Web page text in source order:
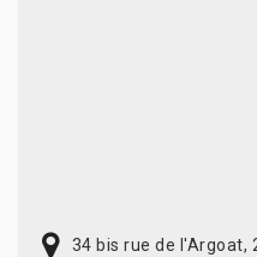
34 bis rue de l'Argoat,